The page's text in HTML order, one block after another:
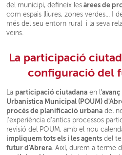
del municipi, defineix les àrees de
com espais lliures, zones verdes... I
més del seu entorn rural i la seva
veïns.
La participació
configuració del
La participació ciutadana en l
Urbanística Municipal (POUM)
procés de planificació urbana del
l'experiència d'antics processos
revisió del POUM, amb el nou
impliquem tots els i les agents del
futur d'Abrera . Així, durem a terme